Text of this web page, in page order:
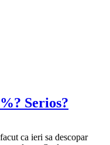
Serios?
ca ieri sa descopar